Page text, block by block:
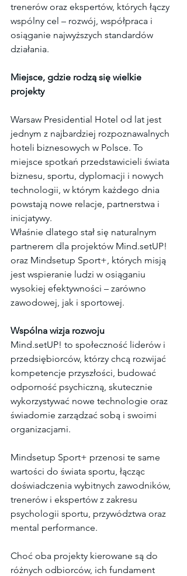
trenerów oraz ekspertów, których łączy
wspólny cel – rozwój, współpraca i
osiąganie najwyższych standardów
działania.
Miejsce, gdzie rodzą się wielkie
projekty
Warsaw Presidential Hotel od lat jest
jednym z najbardziej rozpoznawalnych
hoteli biznesowych w Polsce. To
miejsce spotkań przedstawicieli świata
biznesu, sportu, dyplomacji i nowych
technologii, w którym każdego dnia
powstają nowe relacje, partnerstwa i
inicjatywy.
Właśnie dlatego stał się naturalnym
partnerem dla projektów Mind.setUP!
oraz Mindsetup Sport+, których misją
jest wspieranie ludzi w osiąganiu
wysokiej efektywności – zarówno
zawodowej, jak i sportowej.
Wspólna wizja rozwoju
Mind.setUP! to społeczność liderów i
przedsiębiorców, którzy chcą rozwijać
kompetencje przyszłości, budować
odporność psychiczną, skutecznie
wykorzystywać nowe technologie oraz
świadomie zarządzać sobą i swoimi
organizacjami.
Mindsetup Sport+ przenosi te same
wartości do świata sportu, łącząc
doświadczenia wybitnych zawodników,
trenerów i ekspertów z zakresu
psychologii sportu, przywództwa oraz
mental performance.
Choć oba projekty kierowane są do
różnych odbiorców, ich fundament